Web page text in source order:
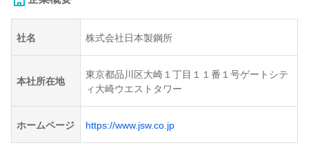
社名 株式会社日本製鋼所
本社所在地
東京都品川区大崎１丁目１１番１号ゲートシテ
ィ大崎ウエストタワー
ホームページ https://www.jsw.co.jp